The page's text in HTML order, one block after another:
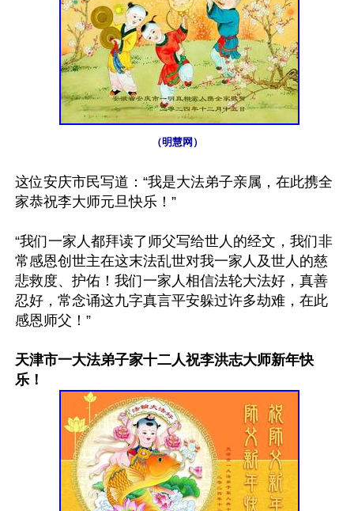
（明慧网）
这位安庆市民写道：“我是大法弟子亲属，在此携全
家恭祝李大师元旦快乐！”
“我们一家人都拜读了师父写给世人的经文，我们非
常感恩创世主在这末法乱世对我一家人及世人的慈
悲救度、护佑！我们一家人相信法轮大法好，真善
忍好，常念诵这九字真言平安躲过许多劫难，在此
感恩师父！”
天津市一大法弟子家十二人祝李洪志大师新年快
乐！